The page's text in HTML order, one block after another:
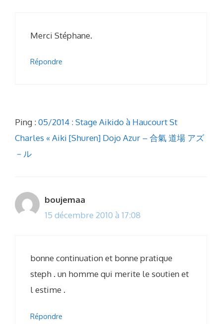
Merci Stéphane.
Répondre
Ping :05/2014 : Stage Aikido à Haucourt St
Charles « Aiki [Shuren] Dojo Azur – 合氣 道場 アズ
－ル
boujemaa
15 décembre 2010 à 17:08
bonne continuation et bonne pratique
steph . un homme qui merite le soutien et
l estime .
Répondre